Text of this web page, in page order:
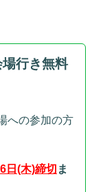
行き無料
への参加の方
日(木)締切 ま